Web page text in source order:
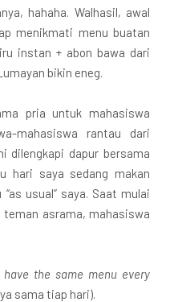
hahaha. Walhasil, awal
menikmati menu buatan
instan + abon bawa dari
bikin eneg.
pria untuk mahasiswa
mahasiswa rantau dari
dilengkapi dapur bersama
hari saya sedang makan
usual” saya. Saat mulai
asrama, mahasiswa
the same menu every
sama tiap hari).